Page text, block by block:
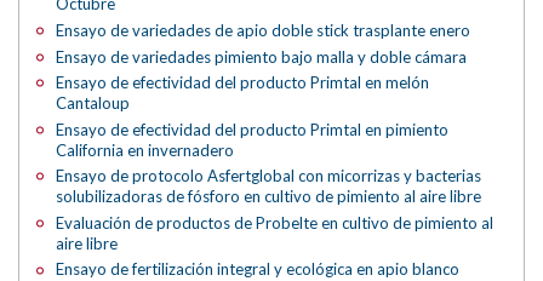
Octubre
Ensayo de variedades de apio doble stick trasplante enero
Ensayo de variedades pimiento bajo malla y doble cámara
Ensayo de efectividad del producto Primtal en melón
Cantaloup
Ensayo de efectividad del producto Primtal en pimiento
California en invernadero
Ensayo de protocolo Asfertglobal con micorrizas y bacterias
solubilizadoras de fósforo en cultivo de pimiento al aire libre
Evaluación de productos de Probelte en cultivo de pimiento al
aire libre
Ensayo de fertilización integral y ecológica en apio blanco